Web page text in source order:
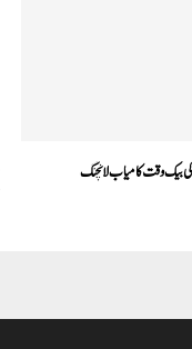
بیک وقت کامیاب لانچنگ